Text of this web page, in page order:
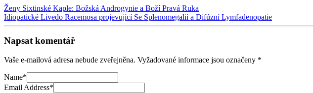
Ženy Sixtinské Kaple: Božská Androgynie a Boží Pravá Ruka
Idiopatické Livedo Racemosa projevující Se Splenomegalií a Difúzní Lymfadenopatie
Napsat komentář
Vaše e-mailová adresa nebude zveřejněna. Vyžadované informace jsou označeny *
Name*
Email Address*